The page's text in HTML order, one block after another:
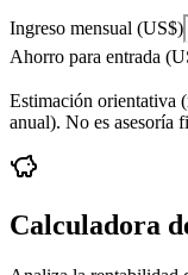
Ingreso mensual (US$)
Ahorro para entrada (
Estimación orientativa
anual). No es asesoría
Calculadora